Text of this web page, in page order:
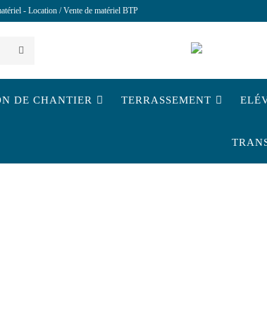
- Location / Vente de matériel BTP
DE CHANTIER TERRASSEMENT